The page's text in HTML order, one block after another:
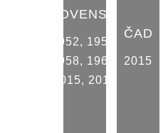
SLOVENSKO
1952, 1956
1958, 1961
2015, 2019
ČAD
2015